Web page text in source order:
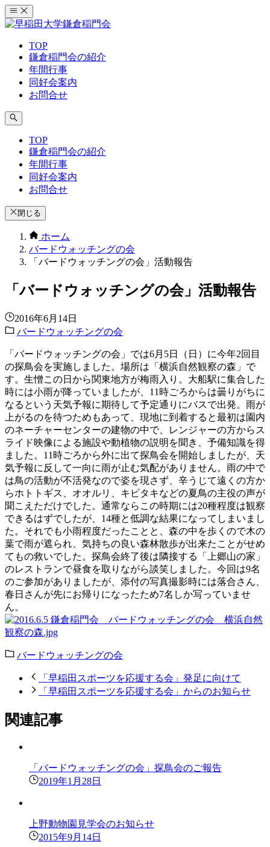
コ
ン
ッ
プ
TOP
鎌倉稲門会の紹介
年間行事
同好会案内
お問合せ
TOP
鎌倉稲門会の紹介
年間行事
同好会案内
お問合せ
閉じる
ホーム
バードウォッチングの会
「バードウォッチングの会」活動報告
「バードウォッチングの会」活動報告
2016年6月14日
バードウォッチングの会
「バードウォッチングの会」では6月5日（日）に今年2回目
の探鳥会を実施しました。場所は「横浜自然観察の森」で
す。生憎この日から関東地方が梅雨入り。大船駅に集合した
時には小雨が降っていましたが、11時ごろからは曇りがちに
なるという天気予報に期待して予定通りにバスで出発。雨が
上がるのを待つためもあって、現地に到着すると最初は園内
のネーチャーセンターの建物の中で、レンジャーの方からス
ライド映像による施設や動植物の説明を聞き、予備知識を得
ました。11時ごろから外に出て探鳥会を開始しましたが、天
気予報に反して一向に雨が止む気配がありません。雨の中で
は鳥の活動が不活発なので姿を現さず、辛うじて遠くの方か
らホトトギス、オオルリ、キビタキなどの夏鳥の主役の声が
聞こえただけでした。通常ならこの時期には20種程度は観察
できるはずでしたが、14種と低調な結果になってしまいまし
た。それでも小雨程度だったことと、森の中を歩くので木の
葉で雨が遮られ、気持ちの良い森林散歩が出来たことがせめ
てもの救いでした。探鳥会終了後は隣接する「上郷山の家」
のレストランで昼食を取りながら談笑しました。今回は9名
のご参加がありましたが、添付の写真撮影時には落合さん、
春日さんが先にお帰りになったため7名しか写っていませ
ん。
バードウォッチングの会
「早稲田スポーツを応援する会」発足に向けて
「早稲田スポーツを応援する会」からのお知らせ
関連記事
「バードウォッチングの会」探鳥会のご報告
2019年1月28日
上野動物園見学会のお知らせ
2015年9月14日